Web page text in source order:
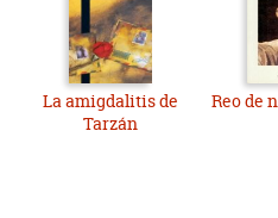
La amigdalitis de
Tarzán
Reo de